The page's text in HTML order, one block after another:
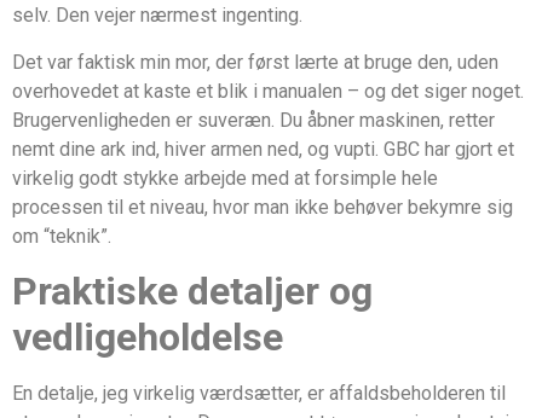
selv. Den vejer nærmest ingenting.
Det var faktisk min mor, der først lærte at bruge den, uden
overhovedet at kaste et blik i manualen – og det siger noget.
Brugervenligheden er suveræn. Du åbner maskinen, retter
nemt dine ark ind, hiver armen ned, og vupti. GBC har gjort et
virkelig godt stykke arbejde med at forsimple hele
processen til et niveau, hvor man ikke behøver bekymre sig
om “teknik”.
Praktiske detaljer og
vedligeholdelse
En detalje, jeg virkelig værdsætter, er affaldsbeholderen til